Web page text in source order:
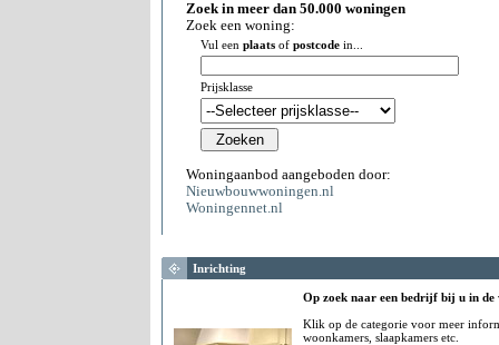
Zoek in meer dan 50.000 woningen
Zoek een woning:
Vul een plaats of postcode in...
Prijsklasse
Woningaanbod aangeboden door:
Nieuwbouwwoningen.nl
Woningennet.nl
Inrichting
Op zoek naar een bedrijf bij u in
Klik op de categorie voor meer
woonkamers, slaapkamers etc.